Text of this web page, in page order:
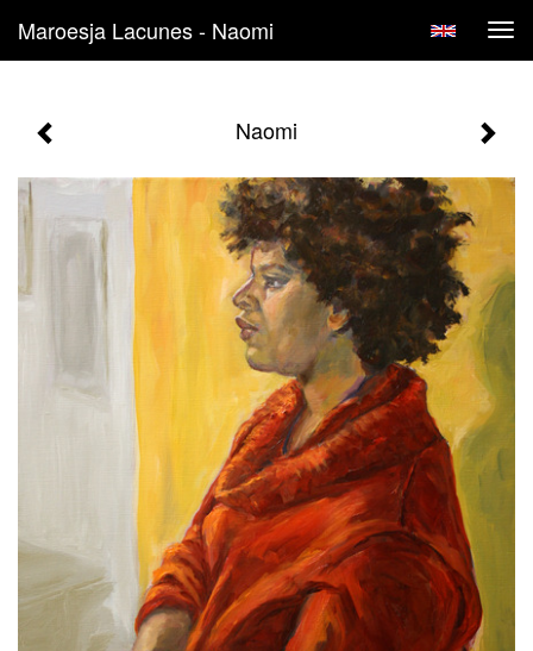
Maroesja Lacunes - Naomi
Naomi